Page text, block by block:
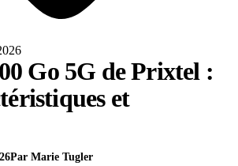
Go 5G de Prixtel :
et
Par Marie Tugler